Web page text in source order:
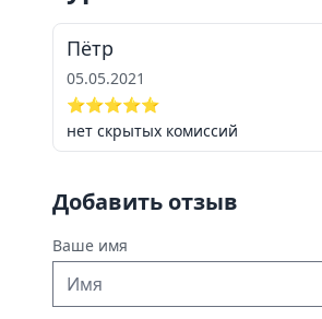
Пётр
05.05.2021
⭐⭐⭐⭐⭐
нет скрытых комиссий
Добавить отзыв
Ваше имя